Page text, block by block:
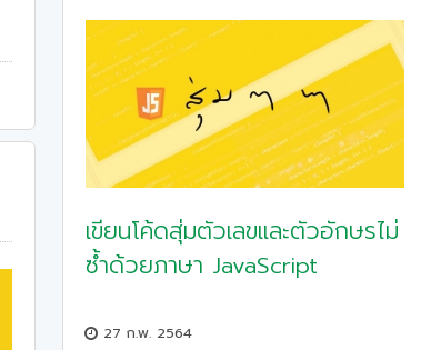
เขียนโค้ดสุ่มตัวเลขและตัวอักษรไม่
ซ้ำด้วยภาษา JavaScript
27 ก.พ. 2564